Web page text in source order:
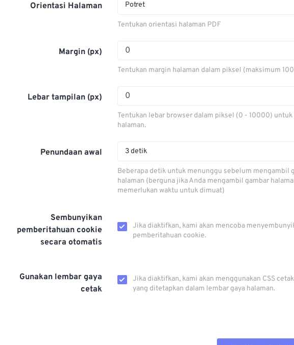
Orientasi Halaman Potret
Tentukan orientasi halaman PDF
Margin (px)
Tentukan margin halaman dalam piksel (maksimum
Lebar tampilan (px)
Tentukan lebar browser dalam piksel (0 - 10000)
halaman.
Penundaan awal 3 detik
Beberapa detik untuk menunggu sebelum mengambil
halaman (berguna jika Anda mengambil gambar
memerlukan waktu untuk dimuat)
Sembunyikan
pemberitahuan cookie
secara otomatis
Jika diaktifkan, kami akan mencoba
pemberitahuan cookie.
Gunakan lembar gaya
cetak
Jika diaktifkan, kami akan menggunakan CSS cetak
yang ditetapkan dalam lembar gaya halaman.